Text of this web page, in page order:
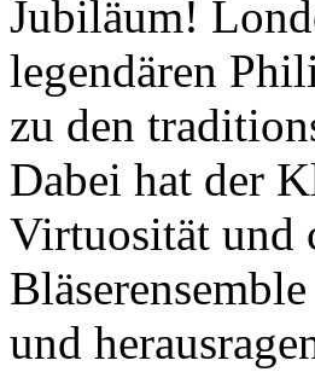
Jubiläum!
legendären
zu den
Dabei hat der
Virtuosität und
und